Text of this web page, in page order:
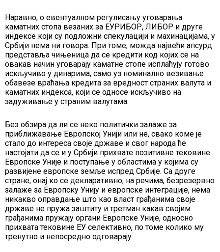
Наравно, о евентуалном регулисању уговарања
каматних стопа везаних за ЕУРИБОР, ЛИБОР и друге
индексе који су подложни спекулацији и махинацијама, у
Србији нема ни говора. При томе, можда највећи апсурд
представља чињеница да се кредити код којих се на
овакав начин уговарају каматне стопе исплаћују готово
искључиво у динарима, само уз номинално везивање
обавезе враћања кредита за вредност страних валута и
каматних индекса, који се односе искључиво на
задуживање у страним валутама.
Без обзира да ли се неко политички залаже за
приближавање Европској Унији или не, свако коме је
стало до интереса своје државе и свог народа ће
настојати да се и у Србији прихвате позитивне тековине
Европске Уније и поступање у областима у којима су
развијене европске земље испред Србије. Са друге
стране, онај ко се декларативно, на речима, безрезервно
залаже за Европску Унију и европске интеграције, нема
никакво оправдање што као власт грађанима своје
државе не пружа заштиту и третман какав својим
грађанима пружају органи Европске Уније, односно
прихвата тековине ЕУ селективно, по томе колико му
тренутно и непосредно одговарају.